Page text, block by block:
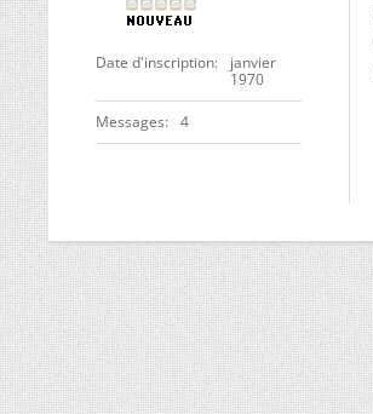
Date d'inscription
janvier
1970
Messages 4